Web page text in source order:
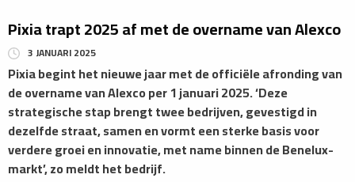
Pixia trapt 2025 af met de overname van Alexco
3 JANUARI 2025
Pixia begint het nieuwe jaar met de officiële afronding van
de overname van Alexco per 1 januari 2025. ‘Deze
strategische stap brengt twee bedrijven, gevestigd in
dezelfde straat, samen en vormt een sterke basis voor
verdere groei en innovatie, met name binnen de Benelux-
markt’, zo meldt het bedrijf.